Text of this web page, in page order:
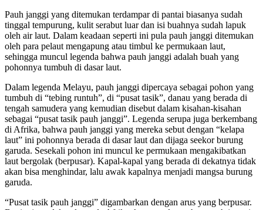
Pauh janggi yang ditemukan terdampar di pantai biasanya sudah
tinggal tempurung, kulit serabut luar dan isi buahnya sudah lapuk
oleh air laut. Dalam keadaan seperti ini pula pauh janggi ditemukan
oleh para pelaut mengapung atau timbul ke permukaan laut,
sehingga muncul legenda bahwa pauh janggi adalah buah yang
pohonnya tumbuh di dasar laut.
Dalam legenda Melayu, pauh janggi dipercaya sebagai pohon yang
tumbuh di “tebing runtuh”, di “pusat tasik”, danau yang berada di
tengah samudera yang kemudian disebut dalam kisahan-kisahan
sebagai “pusat tasik pauh janggi”. Legenda serupa juga berkembang
di Afrika, bahwa pauh janggi yang mereka sebut dengan “kelapa
laut” ini pohonnya berada di dasar laut dan dijaga seekor burung
garuda. Sesekali pohon ini muncul ke permukaan mengakibatkan
laut bergolak (berpusar). Kapal-kapal yang berada di dekatnya tidak
akan bisa menghindar, lalu awak kapalnya menjadi mangsa burung
garuda.
“Pusat tasik pauh janggi” digambarkan dengan arus yang berpusar.